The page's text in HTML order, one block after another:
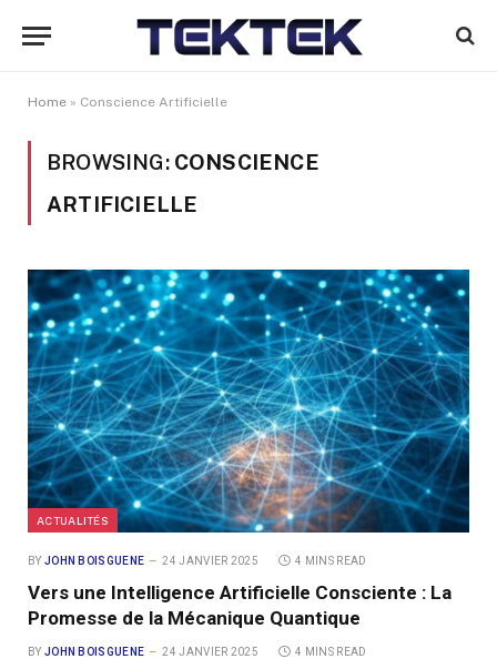
Home » Conscience Artificielle
BROWSING: CONSCIENCE
ARTIFICIELLE
ACTUALITÉS
BY JOHN BOISGUENE 24 JANVIER 2025 4 MINS READ
Vers une Intelligence Artificielle Consciente : La
Promesse de la Mécanique Quantique
BY JOHN BOISGUENE 24 JANVIER 2025 4 MINS READ